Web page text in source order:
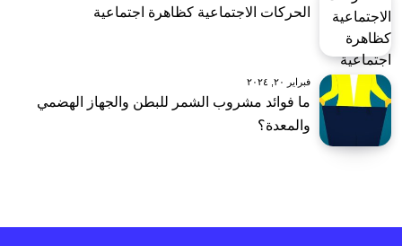
الحركات الاجتماعية كظاهرة اجتماعية
فبراير ٢٠, ٢٠٢٤
ما فوائد مشروب الشمر للبطن والجهاز الهضمي
والمعدة؟